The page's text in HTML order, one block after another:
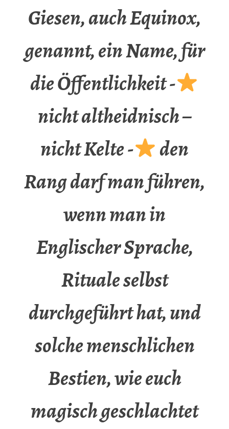
Giesen, auch Equinox,
genannt, ein Name, für
die Öffentlichkeit -
nicht altheidnisch –
nicht Kelte -
den
Rang darf man führen,
wenn man in
Englischer Sprache,
Rituale selbst
durchgeführt hat, und
solche menschlichen
Bestien, wie euch
magisch geschlachtet